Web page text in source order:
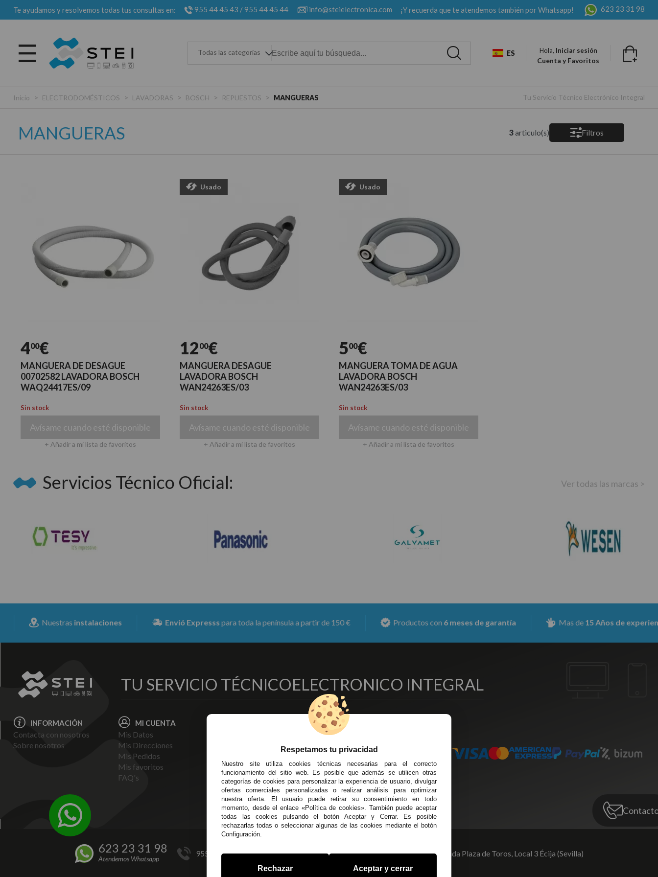
Te ayudamos y resolvemos todas tus consultas en: 955 44 45 43 /955 44 45 44 info@steielectronica.com ¡Y recuerda que te atendemos también por Whatsapp! 623 23 31 98
Todas las categorias ES Hola, Iniciar sesión
Cuenta y Favoritos
Inicio > ELECTRODOMÉSTICOS > LAVADORAS > BOSCH > REPUESTOS > MANGUERAS Tu Servicio Técnico Electrónico Integral
MANGUERAS 3articulo(s) Filtros
400€
MANGUERA DE DESAGUE
00702582 LAVADORA BOSCH
WAQ24417ES/09
Sin stock
Avísame cuando esté disponible
+ Añadir a mi lista de favoritos
Usado
1200€
MANGUERA DESAGUE
LAVADORA BOSCH
WAN24263ES/03
Sin stock
Avísame cuando esté disponible
+ Añadir a mi lista de favoritos
Usado
500€
MANGUERA TOMA DE AGUA
LAVADORA BOSCH
WAN24263ES/03
Sin stock
Avísame cuando esté disponible
+ Añadir a mi lista de favoritos
Servicios Técnico Oficial: Ver todas las marcas >
Nuestrasinstalaciones Envió Expressspara toda la península a partir de 150 € Productos con6 meses de garantía Mas de15 Años de experiencia
TU SERVICIO TÉCNICOELECTRONICO INTEGRAL
INFORMACIÓN
Contacta con nosotros
Sobre nosotros
MI CUENTA
Mis Datos
Mis Direcciones
Mis Pedidos
Mis favoritos
FAQ's
Entregas y Devoluciones
Pago Seguro
Terminos y
Condiciones Generales
Políticas de Cookies
DELEGACIONES
Écija - Sevilla
Av. Plaza de Toros. Local 3
Córdoba
C/ Ingeniero Iribarren, 14
Alzira - Valencia
C/ Esplugues, 135
623 23 31 98
Atendemos Whatsapp
955 44 45 43/955 44 45 44 info@steielectronica.com Avenida Plaza de Toros, Local 3 Écija (Sevilla)
Respetamos tu privacidad
Nuestro site utiliza cookies técnicas necesarias para el correcto
funcionamiento del sitio web. Es posible que además se utilicen otras
categorías de cookies para personalizar la experiencia de usuario, divulgar
ofertas comerciales personalizadas o realizar análisis para optimizar
nuestra oferta. El usuario puede retirar su consentimiento en todo
momento, desde el enlace «Política de cookies». También puede aceptar
todas las cookies pulsando el botón Aceptar y Cerrar. Es posible
rechazarlas todas o seleccionar algunas de las cookies mediante el botón
Configuración.
Rechazar Aceptar y cerrar